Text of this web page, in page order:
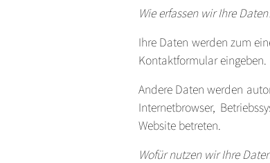
Wie erfassen wir Ihre
Ihre Daten werden zum
Kontaktformular eingeben.
Andere Daten werden
Internetbrowser,
Website betreten.
Wofür nutzen wir Ihre